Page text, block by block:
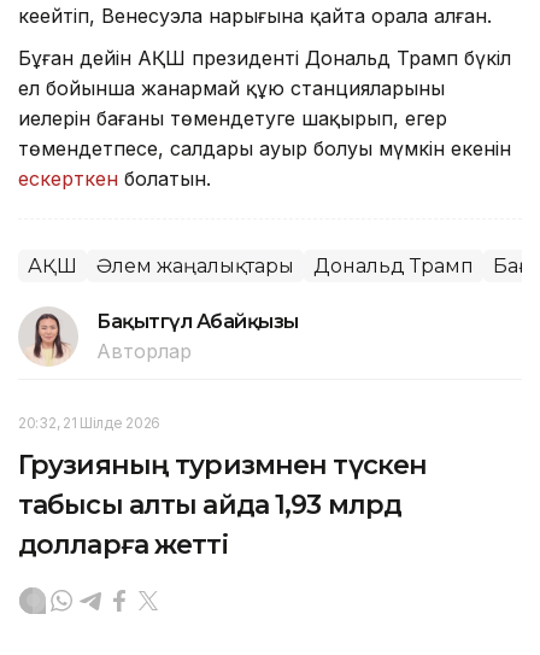
кеңейтіп, Венесуэла нарығына қайта орала алған.
Бұған дейін АҚШ президенті Дональд Трамп бүкіл
ел бойынша жанармай құю станцияларының
иелерін бағаны төмендетуге шақырып, егер
төмендетпесе, салдары ауыр болуы мүмкін екенін
ескерткен болатын.
АҚШ Әлем жаңалықтары Дональд Трамп Баға
Бақытгүл Абайқызы
Авторлар
20:32, 21 Шілде 2026
Грузияның туризмнен түскен
табысы алты айда 1,93 млрд
долларға жетті